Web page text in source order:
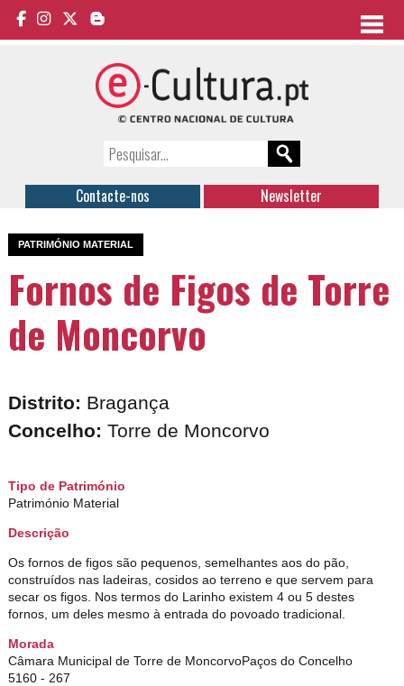
Contacte-nos Newsletter
PATRIMÓNIO MATERIAL
Fornos de Figos de Torre
de Moncorvo
Distrito: Bragança
Concelho:Torre de Moncorvo
Tipo de Património
Património Material
Descrição
Os fornos de figos são pequenos, semelhantes aos do pão,
construídos nas ladeiras, cosidos ao terreno e que servem para
secar os figos. Nos termos do Larinho existem 4 ou 5 destes
fornos, um deles mesmo à entrada do povoado tradicional.
Morada
Câmara Municipal de Torre de MoncorvoPaços do Concelho
5160 - 267